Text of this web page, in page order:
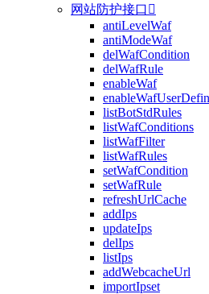
网站防护接口 
antiLevelWaf
antiModeWaf
delWafCondition
delWafRule
enableWaf
listBotStdRules
listWafConditions
listWafFilter
listWafRules
setWafCondition
setWafRule
refreshUrlCache
addIps
updateIps
delIps
listIps
addWebcacheUrl
importIpset